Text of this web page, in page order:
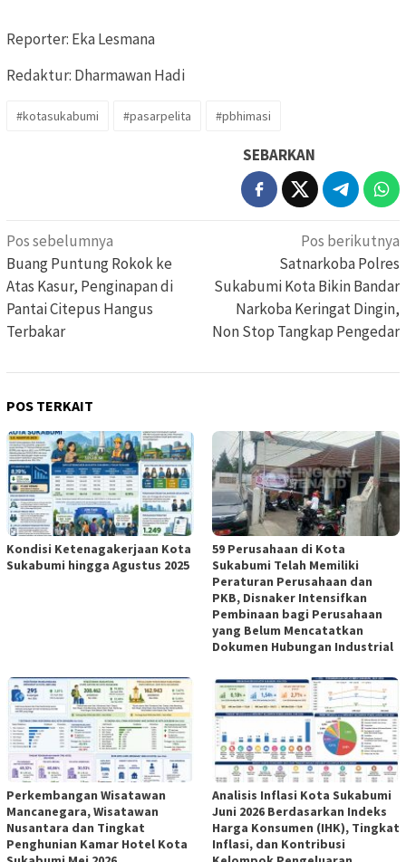
Reporter: Eka Lesmana
Redaktur: Dharmawan Hadi
#kotasukabumi #pasarpelita #pbhimasi
SEBARKAN
Navigasi
pos
Pos sebelumnya
Buang Puntung Rokok ke
Atas Kasur, Penginapan di
Pantai Citepus Hangus
Terbakar
Pos berikutnya
Satnarkoba Polres
Sukabumi Kota Bikin Bandar
Narkoba Keringat Dingin,
Non Stop Tangkap Pengedar
POS TERKAIT
Kondisi Ketenagakerjaan Kota
Sukabumi hingga Agustus 2025
59 Perusahaan di Kota
Sukabumi Telah Memiliki
Peraturan Perusahaan dan
PKB, Disnaker Intensifkan
Pembinaan bagi Perusahaan
yang Belum Mencatatkan
Dokumen Hubungan Industrial
Perkembangan Wisatawan
Mancanegara, Wisatawan
Nusantara dan Tingkat
Penghunian Kamar Hotel Kota
Analisis Inflasi Kota Sukabumi
Juni 2026 Berdasarkan Indeks
Harga Konsumen (IHK), Tingkat
Inflasi, dan Kontribusi